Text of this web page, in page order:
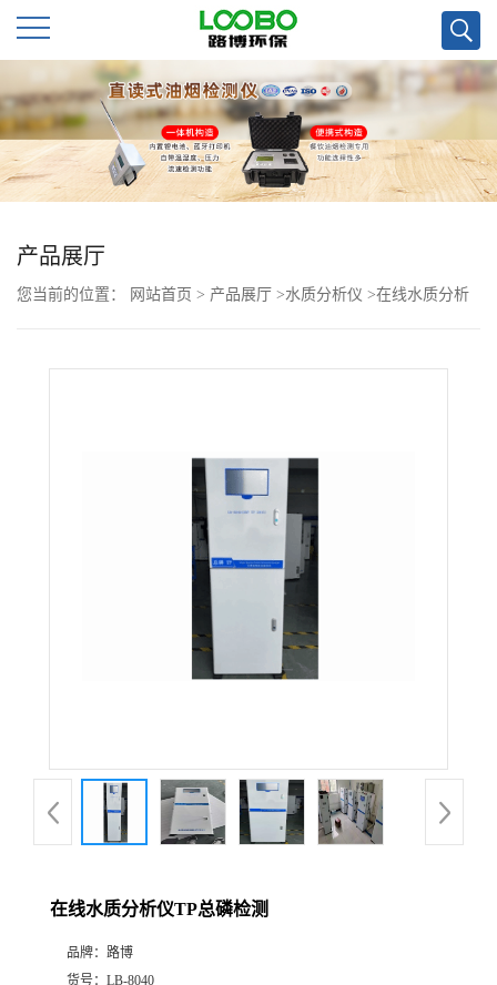
公
司
首
页
公
品
产品展厅
您当前的位置： 网站首页 > 产品展厅 >水质分析仪 >在线水质分析
在线水质分析仪TP总磷检测
品牌： 路博
货号： LB-8040